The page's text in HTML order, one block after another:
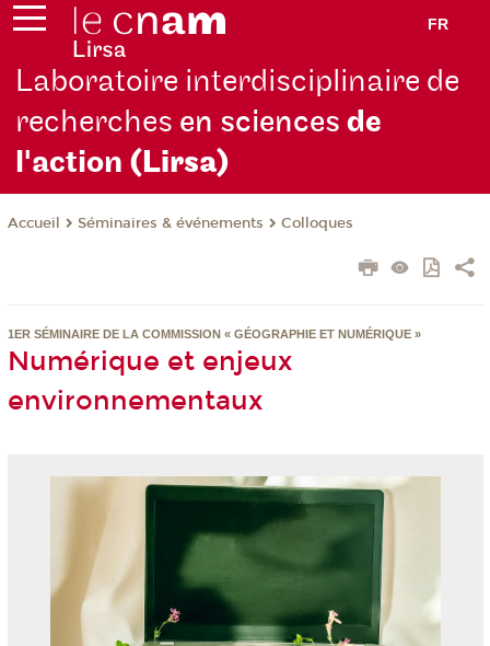
FR
Laboratoire interdisciplinaire de
recherches en sciencesde
l'action (Lirsa)
Accueil Séminaires & événements Colloques
1ER SÉMINAIRE DE LA COMMISSION « GÉOGRAPHIE ET NUMÉRIQUE »
Numérique et enjeux
environnementaux